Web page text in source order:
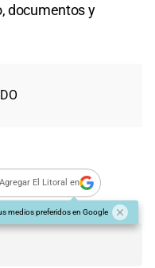
documentos y
El Litoral en
medios preferidos en Google